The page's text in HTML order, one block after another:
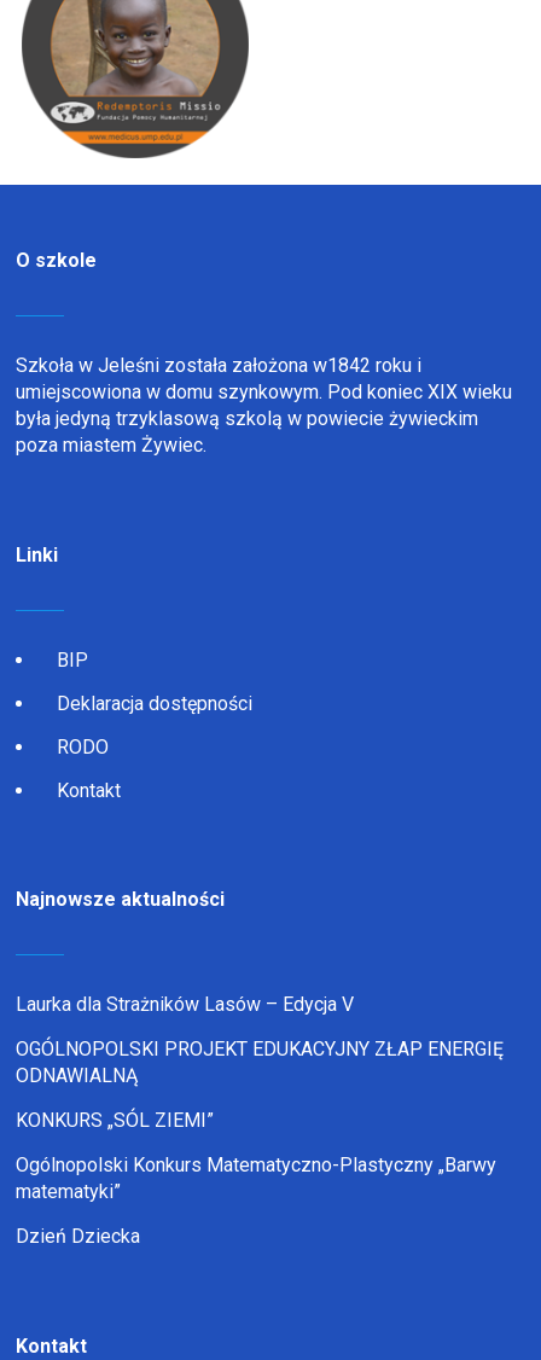
O szkole
Szkoła w Jeleśni została założona w1842 roku i
umiejscowiona w domu szynkowym. Pod koniec XIX wieku
była jedyną trzyklasową szkolą w powiecie żywieckim
poza miastem Żywiec.
Linki
BIP
Deklaracja dostępności
RODO
Kontakt
Najnowsze aktualności
Laurka dla Strażników Lasów – Edycja V
OGÓLNOPOLSKI PROJEKT EDUKACYJNY ZŁAP ENERGIĘ
ODNAWIALNĄ
KONKURS „SÓL ZIEMI”
Ogólnopolski Konkurs Matematyczno-Plastyczny „Barwy
matematyki”
Dzień Dziecka
Kontakt